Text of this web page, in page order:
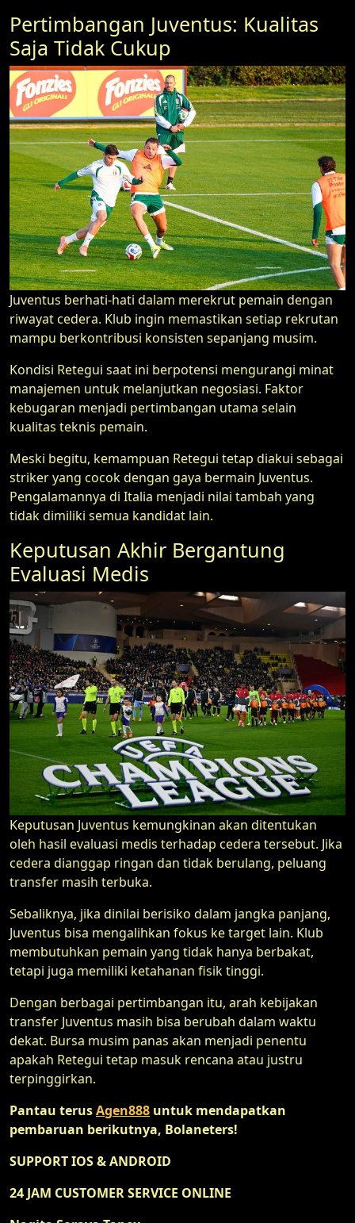
Pertimbangan Juventus: Kualitas
Saja Tidak Cukup
Juventus berhati-hati dalam merekrut pemain dengan
riwayat cedera. Klub ingin memastikan setiap rekrutan
mampu berkontribusi konsisten sepanjang musim.
Kondisi Retegui saat ini berpotensi mengurangi minat
manajemen untuk melanjutkan negosiasi. Faktor
kebugaran menjadi pertimbangan utama selain
kualitas teknis pemain.
Meski begitu, kemampuan Retegui tetap diakui sebagai
striker yang cocok dengan gaya bermain Juventus.
Pengalamannya di Italia menjadi nilai tambah yang
tidak dimiliki semua kandidat lain.
Keputusan Akhir Bergantung
Evaluasi Medis
Keputusan Juventus kemungkinan akan ditentukan
oleh hasil evaluasi medis terhadap cedera tersebut. Jika
cedera dianggap ringan dan tidak berulang, peluang
transfer masih terbuka.
Sebaliknya, jika dinilai berisiko dalam jangka panjang,
Juventus bisa mengalihkan fokus ke target lain. Klub
membutuhkan pemain yang tidak hanya berbakat,
tetapi juga memiliki ketahanan fisik tinggi.
Dengan berbagai pertimbangan itu, arah kebijakan
transfer Juventus masih bisa berubah dalam waktu
dekat. Bursa musim panas akan menjadi penentu
apakah Retegui tetap masuk rencana atau justru
terpinggirkan.
Pantau terusAgen888 untuk mendapatkan
pembaruan berikutnya, Bolaneters!
SUPPORT IOS & ANDROID
24 JAM CUSTOMER SERVICE ONLINE